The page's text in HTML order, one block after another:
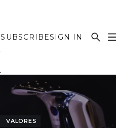
SUBSCRIBESIGN IN
VALORES